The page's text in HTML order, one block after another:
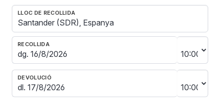
LLOC DE RECOLLIDA
RECOLLIDA
DEVOLUCIÓ